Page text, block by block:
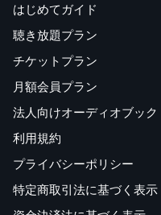
はじめてガイド
聴き放題プラン
チケットプラン
月額会員プラン
法人向けオーディオブック
利用規約
プライバシーポリシー
特定商取引法に基づく表示